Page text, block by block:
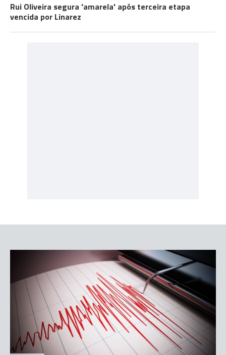
Rui Oliveira segura 'amarela' após terceira etapa
vencida por Linarez